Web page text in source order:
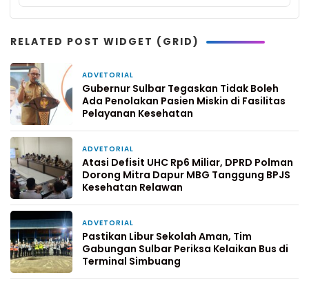
RELATED POST WIDGET (GRID)
ADVETORIAL
Gubernur Sulbar Tegaskan Tidak Boleh
Ada Penolakan Pasien Miskin di Fasilitas
Pelayanan Kesehatan
ADVETORIAL
Atasi Defisit UHC Rp6 Miliar, DPRD Polman
Dorong Mitra Dapur MBG Tanggung BPJS
Kesehatan Relawan
ADVETORIAL
Pastikan Libur Sekolah Aman, Tim
Gabungan Sulbar Periksa Kelaikan Bus di
Terminal Simbuang